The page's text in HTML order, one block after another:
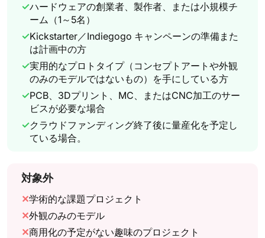
✓ハードウェアの創業者、製作者、または小規模チ
ーム（1～5名）
✓Kickstarter／Indiegogo キャンペーンの準備また
は計画中の方
✓実用的なプロトタイプ（コンセプトアートや外観
のみのモデルではないもの）を手にしている方
✓PCB、3Dプリント、MC、またはCNC加工のサー
ビスが必要な場合
✓クラウドファンディング終了後に量産化を予定し
ている場合。
対象外
✕学術的な課題プロジェクト
✕外観のみのモデル
✕商用化の予定がない趣味のプロジェクト